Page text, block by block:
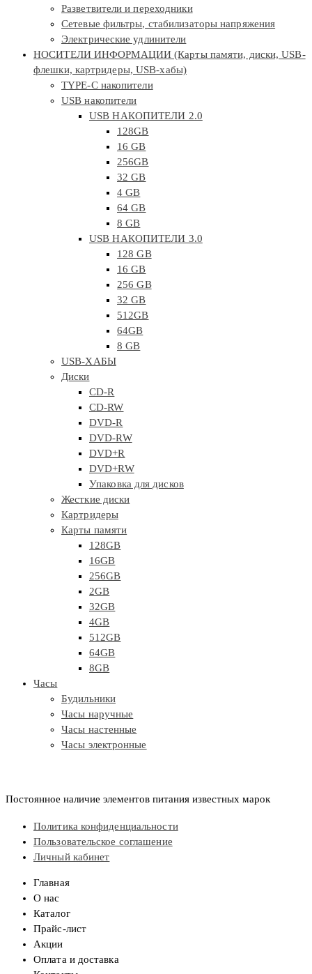
Разветвители и переходники
Сетевые фильтры, стабилизаторы напряжения
Электрические удлинители
НОСИТЕЛИ ИНФОРМАЦИИ (Карты памяти, диски, USB-
флешки, картридеры, USB-хабы)
TYPE-C накопители
USB накопители
USB НАКОПИТЕЛИ 2.0
128GB
16 GB
256GB
32 GB
4 GB
64 GB
8 GB
USB НАКОПИТЕЛИ 3.0
128 GB
16 GB
256 GB
32 GB
512GB
64GB
8 GB
USB-ХАБЫ
Диски
CD-R
CD-RW
DVD-R
DVD-RW
DVD+R
DVD+RW
Упаковка для дисков
Жесткие диски
Картридеры
Карты памяти
128GB
16GB
256GB
2GB
32GB
4GB
512GB
64GB
8GB
Часы
Будильники
Часы наручные
Часы настенные
Часы электронные
Постоянное наличие элементов питания известных марок
Политика конфиденциальности
Пользовательское соглашение
Личный кабинет
Главная
О нас
Каталог
Прайс-лист
Акции
Оплата и доставка